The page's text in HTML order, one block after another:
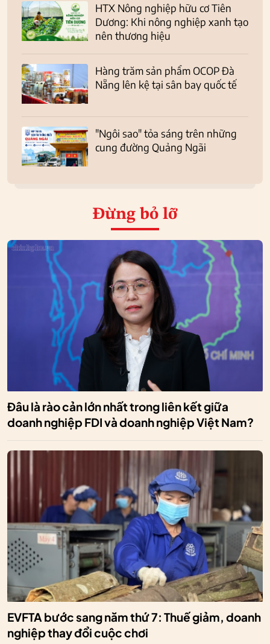
HTX Nông nghiệp hữu cơ Tiên
Dương: Khi nông nghiệp xanh tạo
nên thương hiệu
Hàng trăm sản phẩm OCOP Đà
Nẵng lên kệ tại sân bay quốc tế
"Ngôi sao" tỏa sáng trên những
cung đường Quảng Ngãi
Đừng bỏ lỡ
Đâu là rào cản lớn nhất trong liên kết giữa
doanh nghiệp FDI và doanh nghiệp Việt Nam?
EVFTA bước sang năm thứ 7: Thuế giảm, doanh
nghiệp thay đổi cuộc chơi